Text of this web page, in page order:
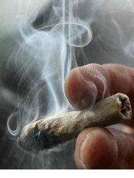
po przyjęciu THC
powodując umiarkowane
poczucie głębokiego relaksu.
przyspieszenie akcji